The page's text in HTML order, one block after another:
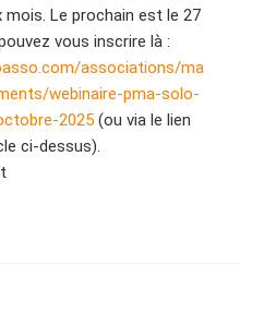
mois. Le prochain est le 27
vous inscrire là :
associations/ma
webinaire-pma-solo-
2025(ou via le lien
ci-dessus).